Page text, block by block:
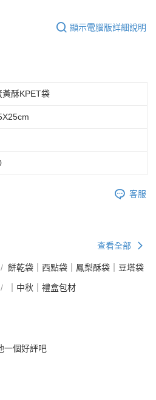
顯示電腦版詳細說明
黃酥KPET袋
客服
查看全部
餅乾袋｜西點袋｜鳳梨酥袋｜豆塔袋
｜中秋｜禮盒包材
一個好評吧